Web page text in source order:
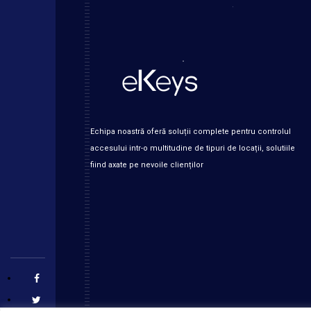
Echipa noastră oferă soluții complete pentru controlul
accesului intr-o multitudine de tipuri de locații, solutiile
fiind axate pe nevoile clienților